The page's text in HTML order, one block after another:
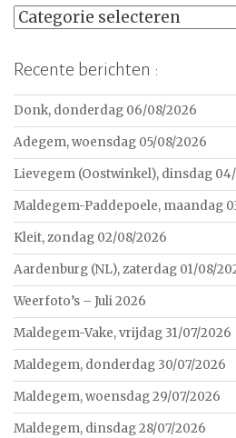
Categorieën
Recente berichten :
Donk, donderdag 06/08/2026
Adegem, woensdag 05/08/2026
Lievegem (Oostwinkel), dinsdag
Maldegem-Paddepoele, maandag
Kleit, zondag 02/08/2026
Aardenburg (NL), zaterdag 01/08/
Weerfoto’s – Juli 2026
Maldegem-Vake, vrijdag 31/07/2026
Maldegem, donderdag 30/07/2026
Maldegem, woensdag 29/07/2026
Maldegem, dinsdag 28/07/2026